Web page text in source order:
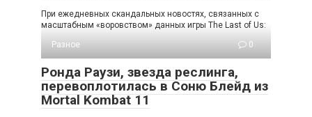
При ежедневных скандальных новостях, связанных с
масштабным «воровством» данных игры The Last of Us:
Разное
0
Ронда Раузи, звезда реслинга,
перевоплотилась в Соню Блейд из
Mortal Kombat 11